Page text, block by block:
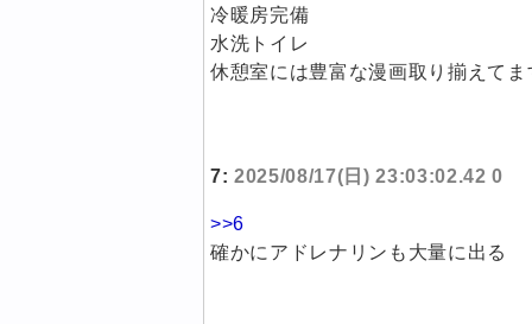
冷暖房完備
水洗トイレ
休憩室には豊富な漫画取り揃えてま
7: 2025/08/17(日) 23:03:02.42 0
>>6
確かにアドレナリンも大量に出る